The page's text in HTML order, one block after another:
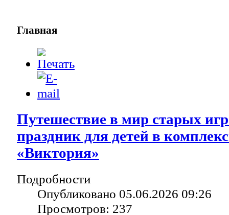
Главная
Путешествие в мир старых
праздник для детей в
«Виктория»
Подробности
Опубликовано 05.06.2026 09:26
Просмотров: 237